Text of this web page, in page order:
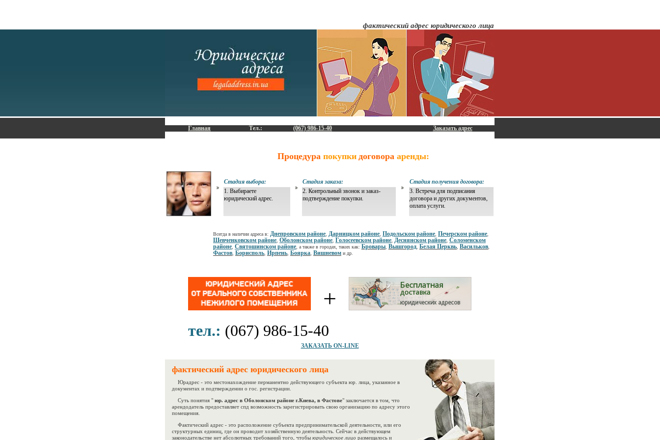
фактический адрес юридического лица
Главная Тел.: (067) 986-15-40 Заказать адрес
Процедурапокупки договорааренды:
Стадия выбора: Стадия заказа:
Стадия получения договора:
1. Выбираете
юридический адрес.
2. Контрольный звонок и заказ-
подтверждение покупки.
3. Встреча для подписания
договора и других документов,
оплата услуги.
Всегда в наличии адреса в: Днепровском районе Дарницком районе Подольском районе Печерском районе
Шевченковском районе Оболонском районе Голосеевском районе Деснянском районе Соломенском
районе Святошинском районе , а также в городах, таких как: Бровары Вышгород Белая Церквь Васильков
Фастов Борисполь Ирпень Боярка Вишневом и др.
+
тел.: (067) 986-15-40
ЗАКАЗАТЬ ON-LINE
фактический адрес юридического лица
Юрадрес - это местонахождение перманентно действующего субъекта юр. лица, указанное в
документах и подтверждении о гос. регистрации.
Суть понятия " юр. адрес в Оболонском районе г.Киева, в Фастове" заключается в том, что
арендодатель предоставляет спд возможность зарегистрировать свою организацию по адресу этого
помещения.
Фактический адрес - это расположение субъекта предпринимательской деятельности, или его
структурных единиц, где он проводит хозяйственную деятельность. Сейчас в действующем
законодательстве нет абсолютных требований того, чтобы юридическое лицо размещалось и